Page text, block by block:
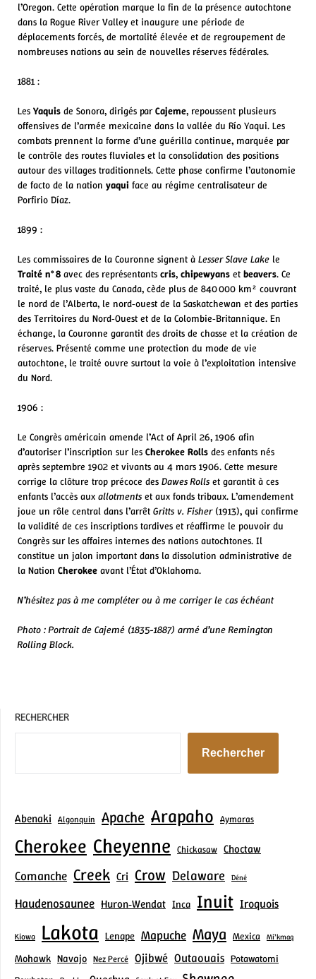
l’Oregon. Cette opération marque la fin de la présence autochtone
dans la Rogue River Valley et inaugure une période de
déplacements forcés, de mortalité élevée et de regroupement de
nombreuses nations au sein de nouvelles réserves fédérales.
1881 :
Les Yaquis de Sonora, dirigés parCajeme, repoussent plusieurs
offensives de l’armée mexicaine dans la vallée du Río Yaqui. Les
combats prennent la forme d’une guérilla continue, marquée par
le contrôle des routes fluviales et la consolidation des positions
autour des villages traditionnels. Cette phase confirme l’autonomie
de facto de la nation yaqui face au régime centralisateur de
Porfirio Díaz.
1899 :
Les commissaires de la Couronne signent à Lesser Slave Lake le
Traité n°8 avec des représentants cris, chipewyans et beavers. Ce
traité, le plus vaste du Canada, cède plus de 840 000 km² couvrant
le nord de l’Alberta, le nord‑ouest de la Saskatchewan et des parties
des Territoires du Nord‑Ouest et de la Colombie‑Britannique. En
échange, la Couronne garantit des droits de chasse et la création de
réserves. Présenté comme une protection du mode de vie
autochtone, le traité ouvre surtout la voie à l’exploitation intensive
du Nord.
1906 :
Le Congrès américain amende l’Act of April 26, 1906 afin
d’autoriser l’inscription sur les Cherokee Rolls des enfants nés
après septembre 1902 et vivants au 4 mars 1906. Cette mesure
corrige la clôture trop précoce des Dawes Rolls et garantit à ces
enfants l’accès aux allotments et aux fonds tribaux. L’amendement
joue un rôle central dans l’arrêt Gritts v. Fisher(1913), qui confirme
la validité de ces inscriptions tardives et réaffirme le pouvoir du
Congrès sur les affaires internes des nations autochtones. Il
constitue un jalon important dans la dissolution administrative de
la Nation Cherokee avant l’État d’Oklahoma.
N’hésitez pas à me compléter ou à me corriger le cas échéant
Photo : Portrait de Cajemé (1835-1887) armé d’une Remington
Rolling Block.
RECHERCHER
Rechercher
Abenaki Algonquin Apache Arapaho Aymaras
Cherokee Cheyenne Chickasaw Choctaw
Comanche Creek Cri Crow Delaware Déné
Haudenosaunee Huron‑Wendat Inca Inuit Iroquois
Kiowa Lakota Lenape Mapuche Maya Mexica Mi’kmaq
Mohawk Navajo Nez Percé Ojibwé Outaouais Potawatomi